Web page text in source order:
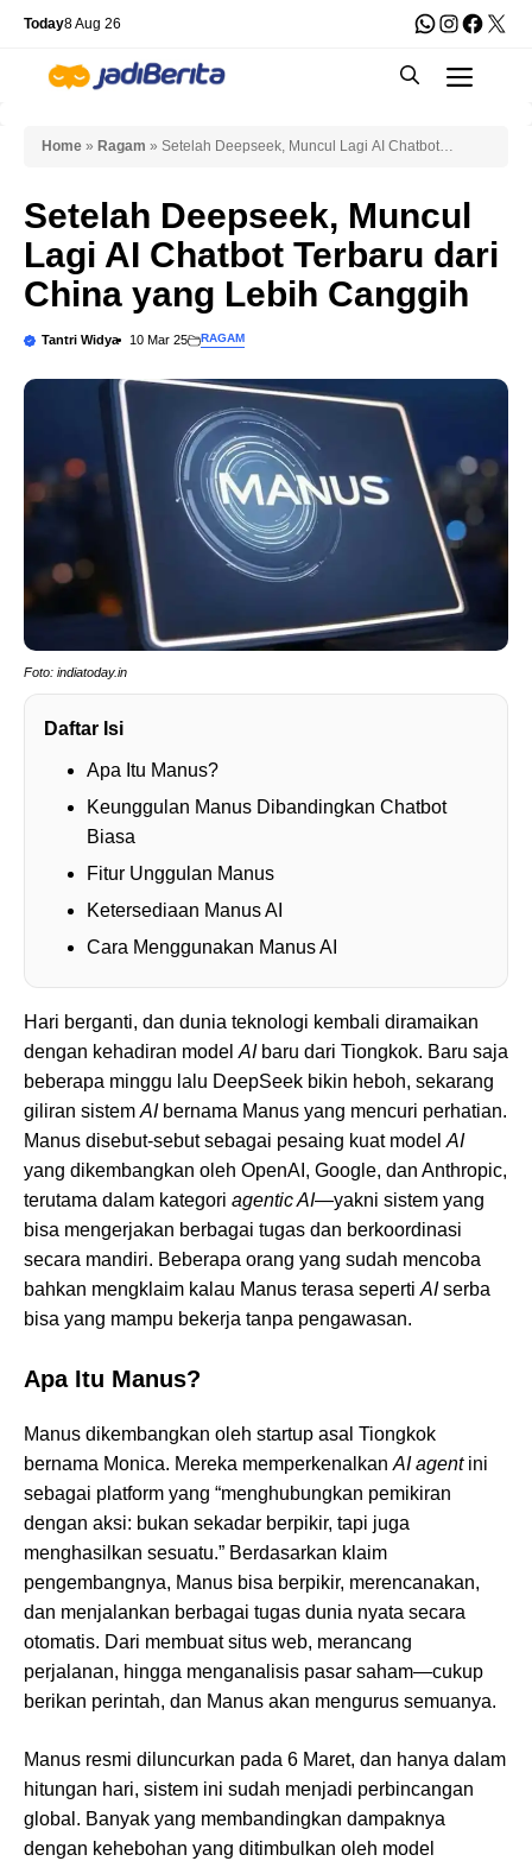
Skip
content
Today8 Aug 26 WhatsApp
X
Home » Ragam » Setelah Deepseek, Muncul Lagi AI Chatbot
Setelah Deepseek, Muncul
Lagi AI Chatbot Terbaru dari
China yang Lebih Canggih
Tantri Widya 10 Mar 25 RAGAM
Foto: indiatoday.in
Daftar Isi
Apa Itu Manus?
Keunggulan Manus Dibandingkan Chatbot
Biasa
Fitur Unggulan Manus
Ketersediaan Manus AI
Cara Menggunakan Manus AI
Hari berganti, dan dunia teknologi kembali diramaikan
dengan kehadiran modelAI baru dari Tiongkok. Baru saja
beberapa minggu lalu DeepSeek bikin heboh, sekarang
giliran sistemAI bernama Manus yang mencuri perhatian.
Manus disebut-sebut sebagai pesaing kuat modelAI
yang dikembangkan oleh OpenAI, Google, dan Anthropic,
terutama dalam kategori agentic AI—yakni sistem yang
bisa mengerjakan berbagai tugas dan berkoordinasi
secara mandiri. Beberapa orang yang sudah mencoba
bahkan mengklaim kalau Manus terasa sepertiAI serba
bisa yang mampu bekerja tanpa pengawasan.
Apa Itu Manus?
Manus dikembangkan oleh startup asal Tiongkok
bernama Monica. Mereka memperkenalkanAI agentini
sebagai platform yang “menghubungkan pemikiran
dengan aksi: bukan sekadar berpikir, tapi juga
menghasilkan sesuatu.” Berdasarkan klaim
pengembangnya, Manus bisa berpikir, merencanakan,
dan menjalankan berbagai tugas dunia nyata secara
otomatis. Dari membuat situs web, merancang
perjalanan, hingga menganalisis pasar saham—cukup
berikan perintah, dan Manus akan mengurus semuanya.
Manus resmi diluncurkan pada 6 Maret, dan hanya dalam
hitungan hari, sistem ini sudah menjadi perbincangan
global. Banyak yang membandingkan dampaknya
dengan kehebohan yang ditimbulkan oleh model